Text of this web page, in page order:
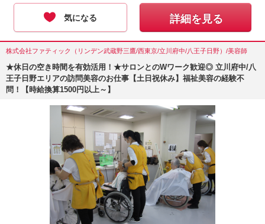
気になる 詳細を見る
株式会社ファティック（リンデン武蔵野三鷹/西東京/立川府中/八王子日野）/美容師
★休日の空き時間を有効活用！★サロンとのWワーク歓迎◎ 立川府中/八
王子日野エリアの訪問美容のお仕事【土日祝休み】福祉美容の経験不
問！【時給換算1500円以上～】